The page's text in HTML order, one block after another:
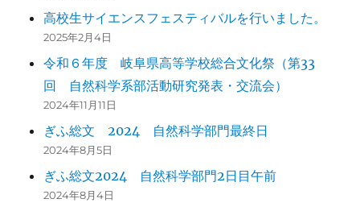
高校生サイエンスフェスティバルを行いました。
2025年2月4日
令和６年度 岐阜県高等学校総合文化祭（第33
回 自然科学系部活動研究発表・交流会）
2024年11月11日
ぎふ総文 2024 自然科学部門最終日
2024年8月5日
ぎふ総文2024 自然科学部門2日目午前
2024年8月4日